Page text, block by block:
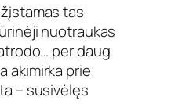
tas
nuotraukas
per daug
akimirka prie
– susivėlęs